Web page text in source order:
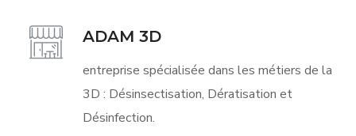
ADAM 3D
entreprise spécialisée dans les métiers de la
3D : Désinsectisation, Dératisation et
Désinfection.